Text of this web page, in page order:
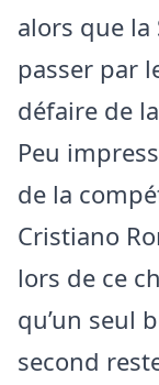
alors que la
passer par
défaire de
Peu
de la
Cristiano
lors de ce
qu’un seul
second